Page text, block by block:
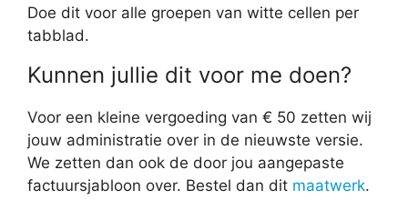
Doe dit voor alle groepen van witte cellen per
tabblad.
Kunnen jullie dit voor me doen?
Voor een kleine vergoeding van € 50 zetten wij
jouw administratie over in de nieuwste versie.
We zetten dan ook de door jou aangepaste
factuursjabloon over. Bestel dan dit maatwerk.